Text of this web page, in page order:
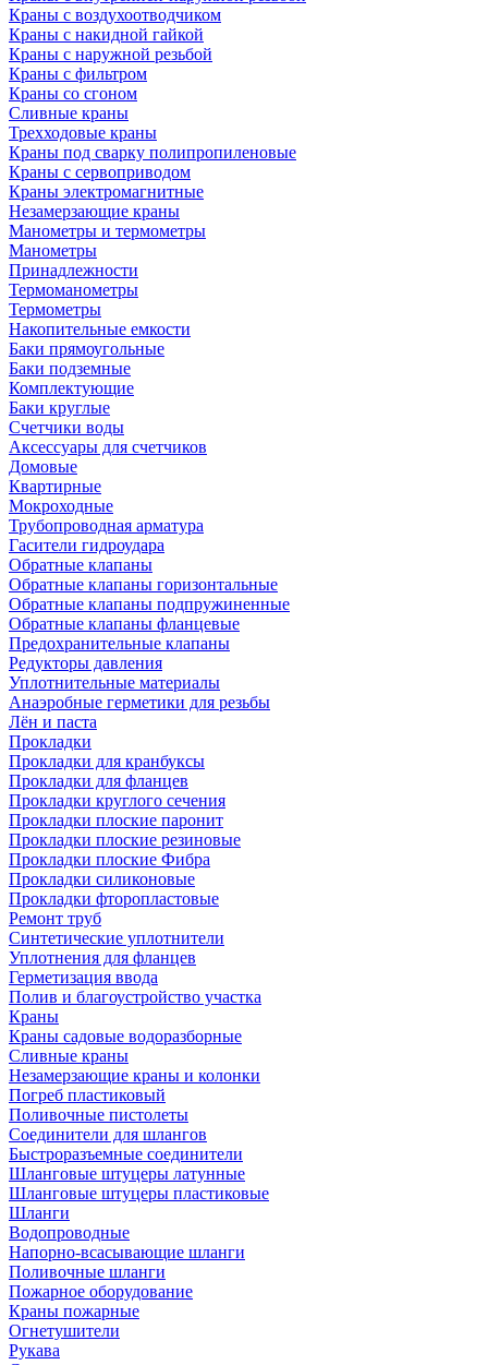
Краны с воздухоотводчиком
Краны с накидной гайкой
Краны с наружной резьбой
Краны с фильтром
Краны со сгоном
Сливные краны
Трехходовые краны
Краны под сварку полипропиленовые
Краны с сервоприводом
Краны электромагнитные
Незамерзающие краны
Манометры и термометры
Манометры
Принадлежности
Термоманометры
Термометры
Накопительные емкости
Баки прямоугольные
Баки подземные
Комплектующие
Баки круглые
Счетчики воды
Аксессуары для счетчиков
Домовые
Квартирные
Мокроходные
Трубопроводная арматура
Гасители гидроудара
Обратные клапаны
Обратные клапаны горизонтальные
Обратные клапаны подпружиненные
Обратные клапаны фланцевые
Предохранительные клапаны
Редукторы давления
Уплотнительные материалы
Анаэробные герметики для резьбы
Лён и паста
Прокладки
Прокладки для кранбуксы
Прокладки для фланцев
Прокладки круглого сечения
Прокладки плоские паронит
Прокладки плоские резиновые
Прокладки плоские Фибра
Прокладки силиконовые
Прокладки фторопластовые
Ремонт труб
Синтетические уплотнители
Уплотнения для фланцев
Герметизация ввода
Полив и благоустройство участка
Краны
Краны садовые водоразборные
Сливные краны
Незамерзающие краны и колонки
Погреб пластиковый
Поливочные пистолеты
Соединители для шлангов
Быстроразъемные соединители
Шланговые штуцеры латунные
Шланговые штуцеры пластиковые
Шланги
Водопроводные
Напорно-всасывающие шланги
Поливочные шланги
Пожарное оборудование
Краны пожарные
Огнетушители
Рукава